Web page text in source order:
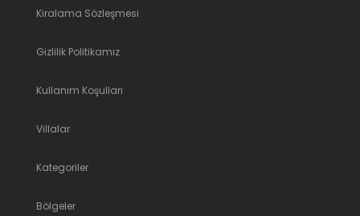
Kiralama Sözleşmesi
Gizlilik Politikamız
Kullanım Koşulları
Villalar
Kategoriler
Bölgeler